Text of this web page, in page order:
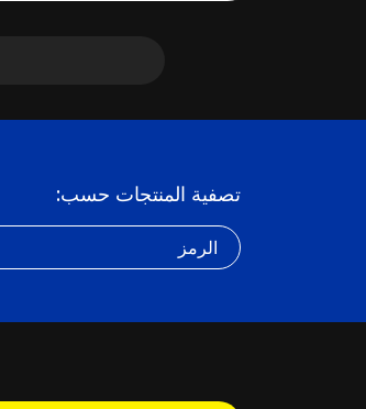
تصفية المنتجات حسب:
الرمز